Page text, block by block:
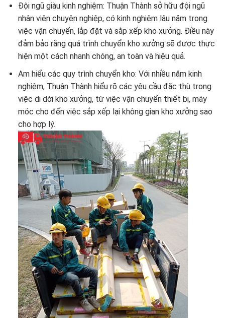
Đội ngũ giàu kinh nghiệm: Thuận Thành sở hữu đội ngũ
nhân viên chuyên nghiệp, có kinh nghiệm lâu năm trong
việc vận chuyển, lắp đặt và sắp xếp kho xưởng. Điều này
đảm bảo rằng quá trình chuyển kho xưởng sẽ được thực
hiện một cách nhanh chóng, an toàn và hiệu quả.
Am hiểu các quy trình chuyển kho: Với nhiều năm kinh
nghiệm, Thuận Thành hiểu rõ các yêu cầu đặc thù trong
việc di dời kho xưởng, từ việc vận chuyển thiết bị, máy
móc cho đến việc sắp xếp lại không gian kho xưởng sao
cho hợp lý.